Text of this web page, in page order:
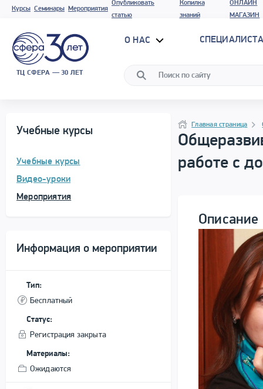
Курсы Семинары Мероприятия
Опубликовать
статью
Копилка
знаний
ОНЛАЙН
МАГАЗИН
ТЦ СФЕРА — 30 ЛЕТ
О НАС
Учебные курсы
Учебные курсы
Видео-уроки
Мероприятия
Информация о мероприятии
Тип:
Бесплатный
Статус:
Регистрация закрыта
Материалы:
Ожидаются
НавигацияГлавная страница
работе с
Описание